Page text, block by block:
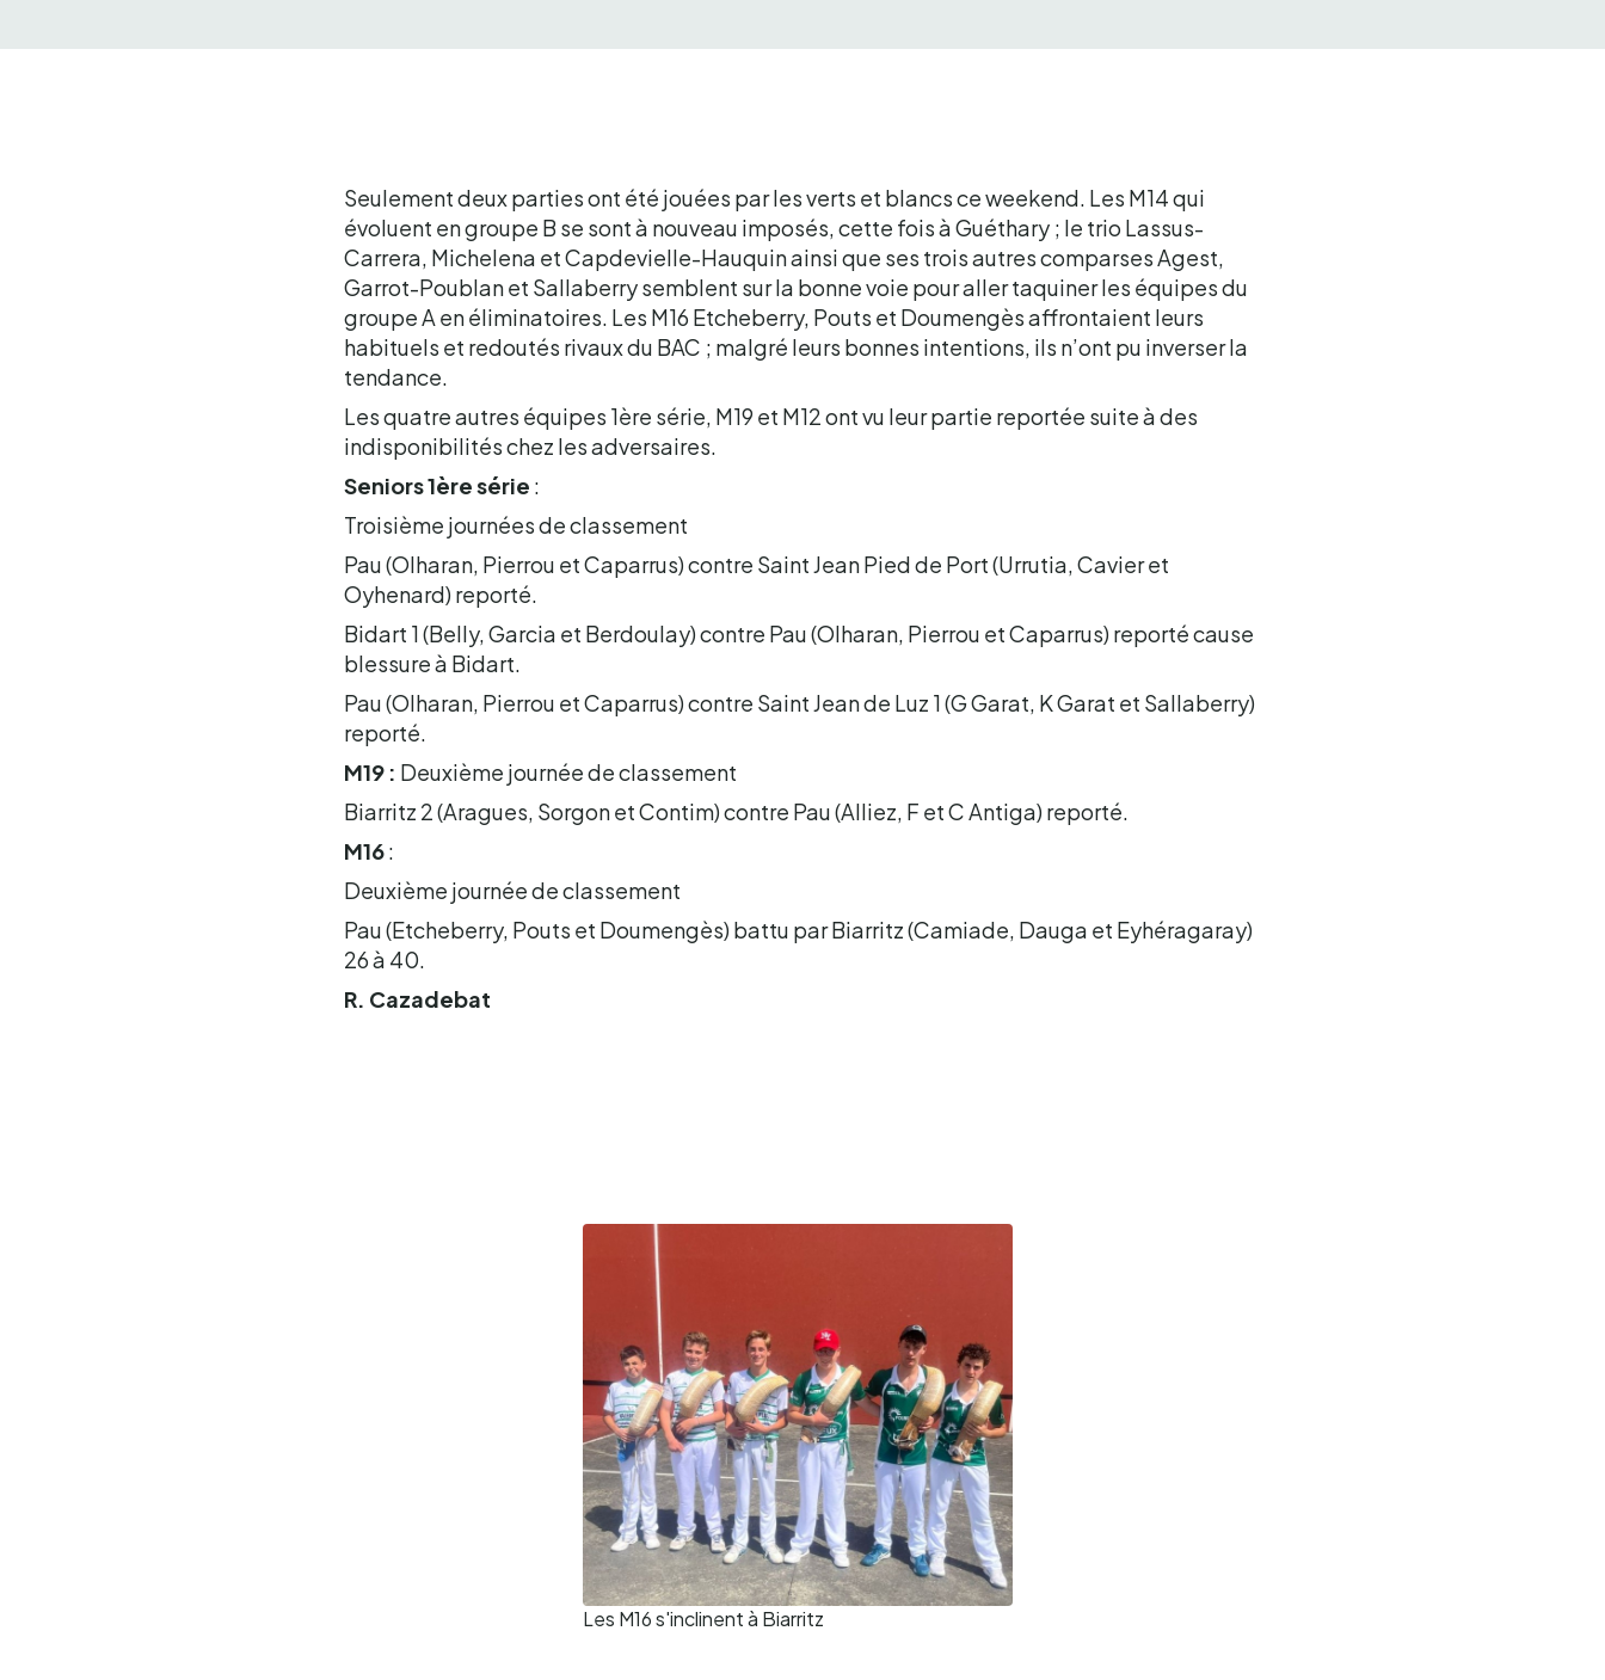
Seulement deux parties ont été jouées par les verts et blancs ce weekend. Les M14 qui
évoluent en groupe B se sont à nouveau imposés, cette fois à Guéthary ; le trio Lassus-
Carrera, Michelena et Capdevielle-Hauquin ainsi que ses trois autres comparses Agest,
Garrot-Poublan et Sallaberry semblent sur la bonne voie pour aller taquiner les équipes du
groupe A en éliminatoires. Les M16 Etcheberry, Pouts et Doumengès affrontaient leurs
habituels et redoutés rivaux du BAC ; malgré leurs bonnes intentions, ils n’ont pu inverser la
tendance.
Les quatre autres équipes 1ère série, M19 et M12 ont vu leur partie reportée suite à des
indisponibilités chez les adversaires.
Seniors 1ère série :
Troisième journées de classement
Pau (Olharan, Pierrou et Caparrus) contre Saint Jean Pied de Port (Urrutia, Cavier et
Oyhenard) reporté.
Bidart 1 (Belly, Garcia et Berdoulay) contre Pau (Olharan, Pierrou et Caparrus) reporté cause
blessure à Bidart.
Pau (Olharan, Pierrou et Caparrus) contre Saint Jean de Luz 1 (G Garat, K Garat et Sallaberry)
reporté.
M19 : Deuxième journée de classement
Biarritz 2 (Aragues, Sorgon et Contim) contre Pau (Alliez, F et C Antiga) reporté.
M16:
Deuxième journée de classement
Pau (Etcheberry, Pouts et Doumengès) battu par Biarritz (Camiade, Dauga et Eyhéragaray)
26 à 40.
R. Cazadebat
Les M16 s'inclinent à Biarritz